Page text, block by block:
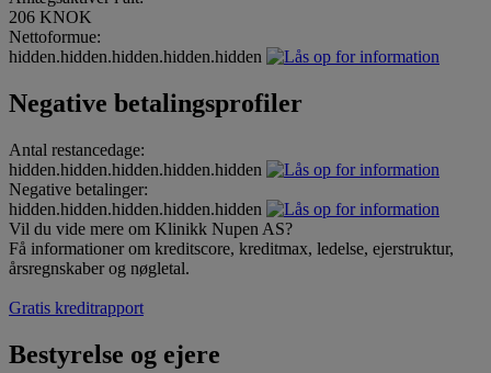
206 KNOK
Nettoformue:
hidden.hidden.hidden.hidden.hidden
Negative betalingsprofiler
Antal restancedage:
hidden.hidden.hidden.hidden.hidden
Negative betalinger:
hidden.hidden.hidden.hidden.hidden
Vil du vide mere om Klinikk Nupen AS?
Få informationer om kreditscore, kreditmax, ledelse, ejerstruktur,
årsregnskaber og nøgletal.
Gratis kreditrapport
Bestyrelse og ejere